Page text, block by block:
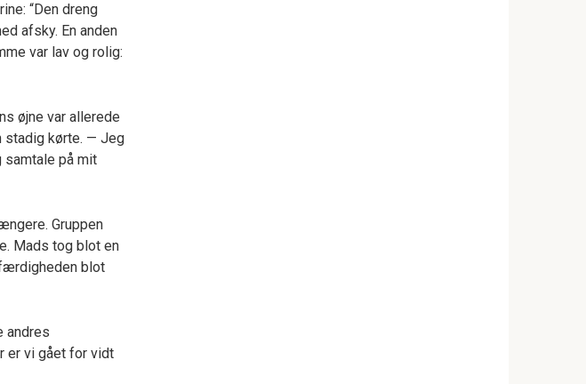
“Den dreng
afsky. En anden
var lav og rolig:
øjne var allerede
stadig kørte. — Jeg
samtale på mit
Gruppen
Mads tog blot en
blot
andres
er vi gået for vidt